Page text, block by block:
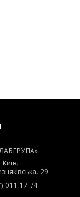
Київ,
29
011-17-74